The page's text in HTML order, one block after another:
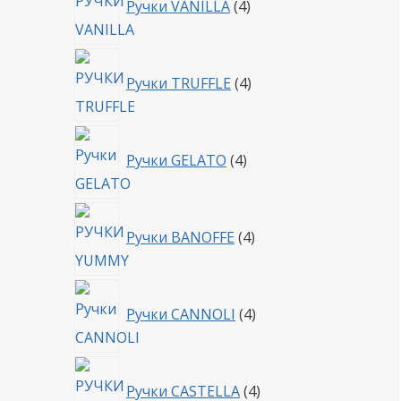
Ручки VANILLA 4товара
Ручки TRUFFLE 4товара
Ручки GELATO 4товара
Ручки BANOFFE 4товара
Ручки CANNOLI 4товара
Ручки CASTELLA 4